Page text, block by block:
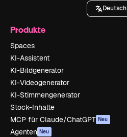
Deutsch
Produkte
Spaces
KI-Assistent
KI-Bildgenerator
KI-Videogenerator
KI-Stimmengenerator
Stock-Inhalte
MCP für Claude/ChatGPT Neu
Agenten Neu